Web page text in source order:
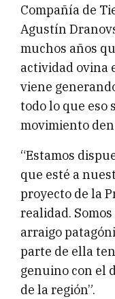
Compañía de
Agustín
muchos años
actividad ovina
viene
todo lo que eso
movimiento
“Estamos
que esté a
proyecto de la
realidad.
arraigo
parte de ella
genuino con el
de la región”.